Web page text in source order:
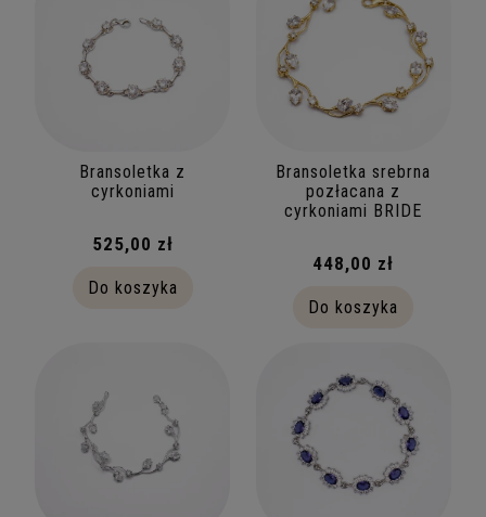
Bransoletka z
cyrkoniami
525,00 zł
Do koszyka
Bransoletka srebrna
pozłacana z
cyrkoniami BRIDE
448,00 zł
Do koszyka